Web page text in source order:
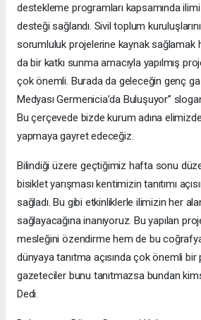
destekleme programları kapsamında
desteği sağlandı. Sivil toplum
sorumluluk projelerine kaynak sağlamak
da bir katkı sunma amacıyla yapılmış
çok önemli. Burada da geleceğin genç
Medyası Germenicia’da Buluşuyor”
Bu çerçevede bizde kurum adına
yapmaya gayret edeceğiz.
Bilindiği üzere geçtiğimiz hafta sonu
bisiklet yarışması kentimizin tanıtımı
sağladı. Bu gibi etkinliklerle ilimizin her
sağlayacağına inanıyoruz. Bu yapılan
mesleğini özendirme hem de bu
dünyaya tanıtma açısında çok önemli bir
gazeteciler bunu tanıtmazsa bundan
Dedi.